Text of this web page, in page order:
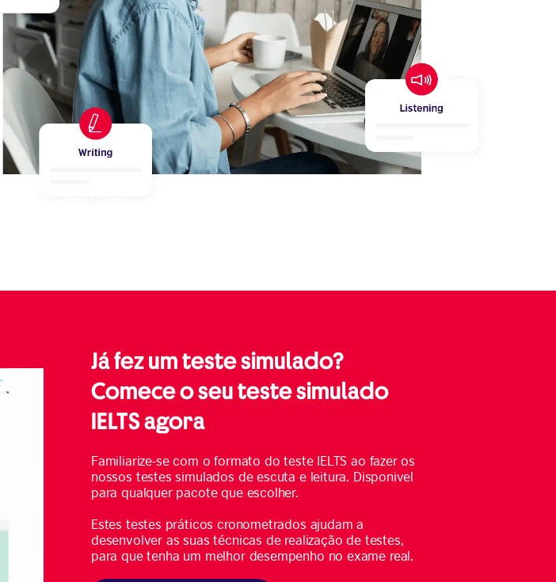
Já fez um teste simulado?
Comece o seu teste simulado
IELTS agora
Familiarize-se com o formato do teste IELTS ao fazer os
nossos testes simulados de escuta e leitura. Disponivel
para qualquer pacote que escolher.
Estes testes práticos cronometrados ajudam a
desenvolver as suas técnicas de realização de testes,
para que tenha um melhor desempenho no exame real.